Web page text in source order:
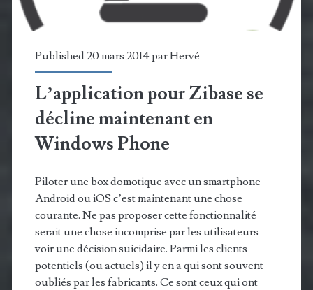
Zodianet
Published 20 mars 2014 parHervé
L’application pour Zibase se
décline maintenant en
Windows Phone
Piloter une box domotique avec un smartphone
Android ou iOS c’est maintenant une chose
courante. Ne pas proposer cette fonctionnalité
serait une chose incomprise par les utilisateurs
voir une décision suicidaire. Parmi les clients
potentiels (ou actuels) il y en a qui sont souvent
oubliés par les fabricants. Ce sont ceux qui ont